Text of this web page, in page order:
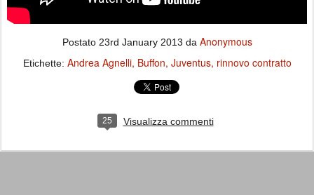
Postato 23rd January 2013 da Anonymous
Etichette: Andrea Agnelli Buffon Juventus rinnovo contratto
25 Visualizza commenti